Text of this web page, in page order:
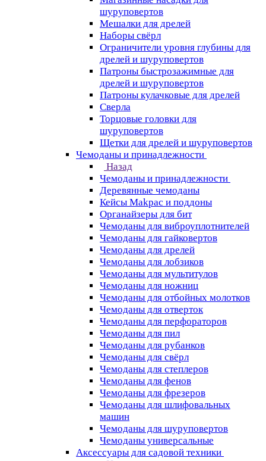
шуруповертов
Мешалки для дрелей
Наборы свёрл
Ограничители уровня глубины для
дрелей и шуруповертов
Патроны быстрозажимные для
дрелей и шуруповертов
Патроны кулачковые для дрелей
Сверла
Торцовые головки для
шуруповертов
Щетки для дрелей и шуруповертов
Чемоданы и принадлежности
Назад
Чемоданы и принадлежности
Деревянные чемоданы
Кейсы Makpac и поддоны
Органайзеры для бит
Чемоданы для виброуплотнителей
Чемоданы для гайковертов
Чемоданы для дрелей
Чемоданы для лобзиков
Чемоданы для мультитулов
Чемоданы для ножниц
Чемоданы для отбойных молотков
Чемоданы для отверток
Чемоданы для перфораторов
Чемоданы для пил
Чемоданы для рубанков
Чемоданы для свёрл
Чемоданы для степлеров
Чемоданы для фенов
Чемоданы для фрезеров
Чемоданы для шлифовальных
машин
Чемоданы для шуруповертов
Чемоданы универсальные
Аксессуары для садовой техники